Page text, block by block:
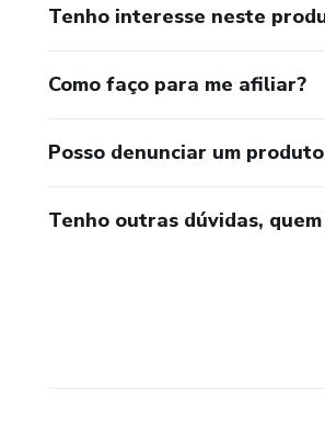
Tenho interesse neste
Como faço para me afiliar?
Posso denunciar um
Tenho outras dúvidas,